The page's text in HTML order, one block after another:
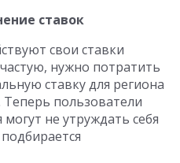
ставок
свои ставки
нужно потратить
ставку для региона
пользователи
не утруждать себя